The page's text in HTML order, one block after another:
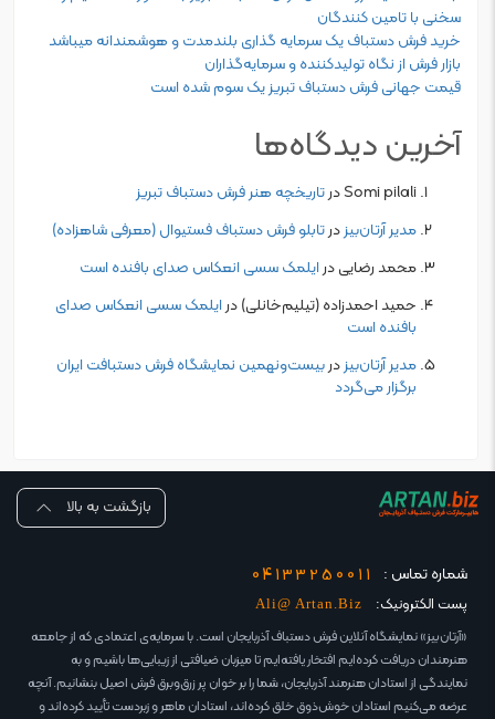
سخنی با تامین‌ کنندگان
خرید فرش دستباف یک سرمایه گذاری بلندمدت و هوشمندانه میباشد
بازار فرش از نگاه تولیدکننده و سرمایه‌‌گذاران
قیمت جهانی فرش دستباف تبریز یک سوم شده است
آخرین دیدگاه‌ها
Somi pilaliدرتاریخچه هنر فرش دستباف تبریز
مدیر آرتان‌بیزدرتابلو‌ فرش دستباف فستیوال (معرفی شاهزاده)
محمد رضاییدرایلمک سسی انعکاس صدای بافنده است
حمید احمدزاده (تیلیم‌خانلی)درایلمک سسی انعکاس صدای
بافنده است
مدیر آرتان‌بیزدربیست‌و‌نهمین نمایشگاه فرش دستبافت ایران
برگزار می‌گردد
بازگشت به بالا
شماره تماس : 04133250011
پست الکترونیک: Ali@ Artan.Biz
«آرتان‌بیز» نمایشگاه آنلاین فرش دستباف آذربایجان است. با سرمایه‌ی اعتمادی که از جامعه
هنرمندان دریافت کرده‌ایم افتخار یافته‌ایم تا میزبان ضیافتی از زیبایی‌ها باشیم و به
نمایندگی از استادان هنرمند آذربایجان، شما را بر خوان پر زرق‌وبرق فرش اصیل بنشانیم. آنچه
عرضه می‌کنیم استادان خوش‌ذوق خلق کرده‌اند، استادان ماهر و زبردست تأیید کرده‌اند و